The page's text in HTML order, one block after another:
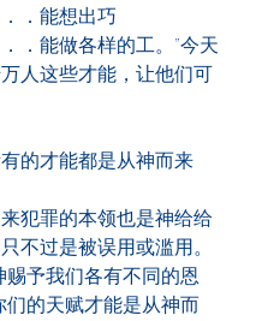
．能想出巧
．能做各样的工。”今天
人这些才能，让他们可
才能都是从神而来
罪的本领也是神给给
不过是被误用或滥用。
赐予我们各有不同的恩
们的天赋才能是从神而